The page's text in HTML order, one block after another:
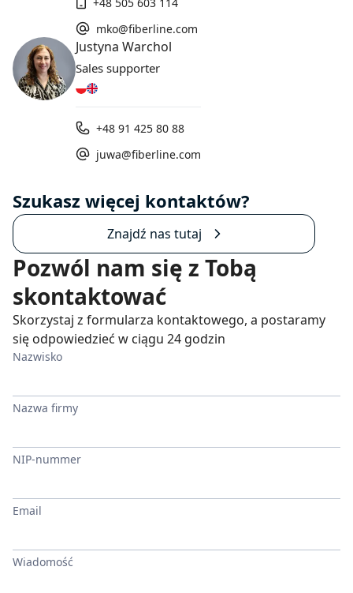
mko@fiberline.com
Justyna Warchol
Sales supporter
+48 91 425 80 88
juwa@fiberline.com
Szukasz więcej kontaktów?
Znajdź nas tutaj
Pozwól nam się z Tobą
skontaktować
Skorzystaj z formularza kontaktowego, a postaramy
się odpowiedzieć w ciągu 24 godzin
Nazwisko
Nazwa firmy
NIP-nummer
Email
Wiadomość